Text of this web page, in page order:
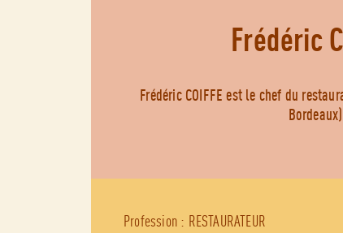
Frédéric
Frédéric COIFFE est le chef du
Profession : RESTAURATEUR